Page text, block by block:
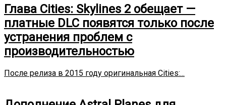
Глава Cities: Skylines 2 обещает —
платные DLC появятся только после
устранения проблем с
производительностью
После релиза в 2015 году оригинальная Cities:...